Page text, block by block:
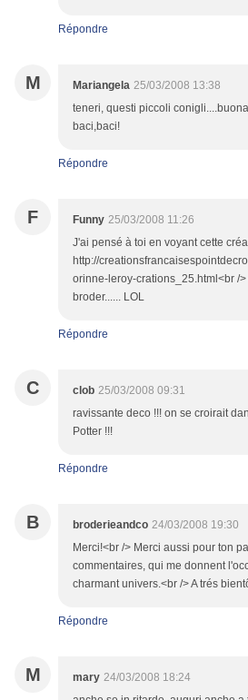
Répondre
M Mariangela 25/03/2008 13:38
teneri, questi piccoli
baci,baci!
Répondre
F Funny 25/03/2008 11:26
J'ai pensé à toi en voyant cette
http://
orinne-leroy-crations_25.html<br /
broder...... LOL
Répondre
C clob 25/03/2008 09:31
ravissante deco !!! on se croirait
Potter !!!
Répondre
B broderieandco 24/03/2008 19:30
Merci!<br /> Merci aussi pour ton
commentaires, qui me donnent
charmant univers.<br /> A trés
Répondre
M mary 24/03/2008 18:24